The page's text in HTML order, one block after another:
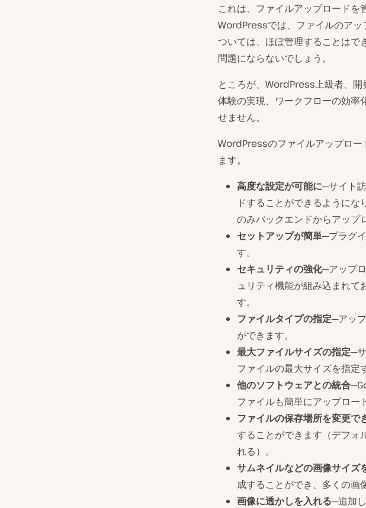
これは、ファイルアップロードを
WordPressでは、ファイルのア
ついては、ほぼ管理することはで
問題にならないでしょう。
ところが、WordPress上級者、
体験の実現、ワークフローの効率
せません。
WordPressのファイルアップロー
ます。
高度な設定が可能に─サイト
ドすることができるように
のみバックエンドからアップ
セットアップが簡単─プラグ
す。
セキュリティの強化─アップ
ュリティ機能が組み込まれて
す。
ファイルタイプの指定─アッ
ができます。
最大ファイルサイズの指定─
ファイルの最大サイズを指定
他のソフトウェアとの統合
ファイルも簡単にアップロー
ファイルの保存場所を変更で
することができます（デフォ
れる）。
サムネイルなどの画像サイズ
成することができ、多くの画
画像に透かしを入れる─追加